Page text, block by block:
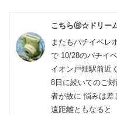
こちらⒷ☆ドリー
またもパチイベレ
で 10/28のパチイ
イオン戸畑駅前近
8日に続いてのご
者が故に 悩みは差
遠距離ともなると